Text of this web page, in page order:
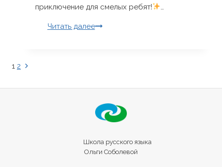
приключение для смелых ребят!
…
Читать далее
Навигация
по
1 2 Следующая
Школа русского языка
Ольги Соболевой